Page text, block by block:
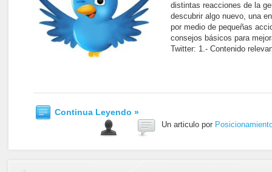
distintas reacciones de la
descubrir algo nuevo, una
por medio de pequeñas
consejos básicos para
Twitter: 1.- Contenido
Continua Leyendo »
Un articulo por